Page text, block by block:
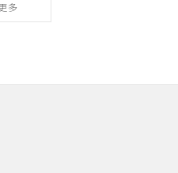
多